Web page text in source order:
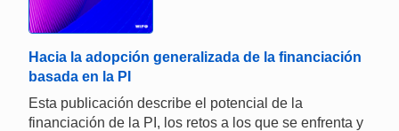
Hacia la adopción generalizada de la financiación
basada en la PI
Esta publicación describe el potencial de la
financiación de la PI, los retos a los que se enfrenta y